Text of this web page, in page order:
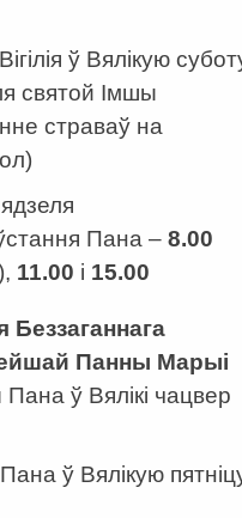
ў Вялікую
святой Імшы
страваў на
Пана –8.00
11.00 і 15.00
Панны Марыі
ў Вялікі чацвер
Пана ў Вялікую